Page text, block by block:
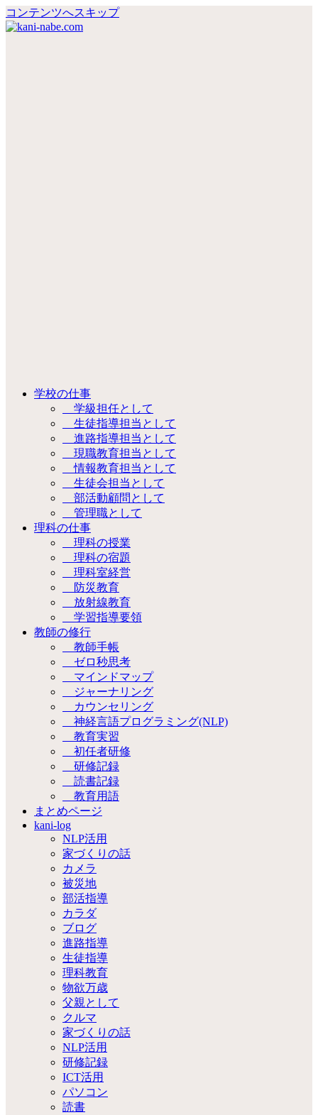
コンテンツへスキップ
学校の仕事
学級担任として
生徒指導担当として
進路指導担当として
現職教育担当として
情報教育担当として
生徒会担当として
部活動顧問として
管理職として
理科の仕事
理科の授業
理科の宿題
理科室経営
防災教育
放射線教育
学習指導要領
教師の修行
教師手帳
ゼロ秒思考
マインドマップ
ジャーナリング
カウンセリング
神経言語プログラミング(NLP)
教育実習
初任者研修
研修記録
読書記録
教育用語
まとめページ
kani-log
NLP活用
家づくりの話
カメラ
被災地
部活指導
カラダ
ブログ
進路指導
生徒指導
理科教育
物欲万歳
父親として
クルマ
家づくりの話
NLP活用
研修記録
ICT活用
パソコン
読書